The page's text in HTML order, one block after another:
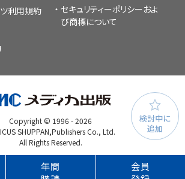
検討中に
追加
利用規約 セキュリティーポリシー およ
び商標について
Copyright © 1996 -2026
SHUPPAN,Publishers Co., Ltd.
All Rights Reserved.
年間
会員